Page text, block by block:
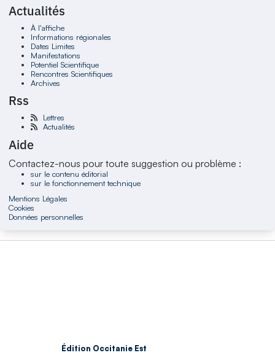
Actualités
À l'affiche
Informations régionales
Dates Limites
Manifestations
Potentiel Scientifique
Rencontres Scientifiques
Archives
Rss
Lettres
Actualités
Aide
Contactez-nous pour toute suggestion ou problème :
sur le contenu éditorial
sur le fonctionnement technique
Mentions Légales
Cookies
Données personnelles
Édition Occitanie Est